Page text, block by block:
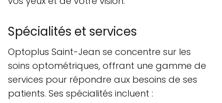
Spécialités et services
Optoplus Saint-Jean se concentre sur les
soins optométriques, offrant une gamme de
services pour répondre aux besoins de ses
patients. Ses spécialités incluent :